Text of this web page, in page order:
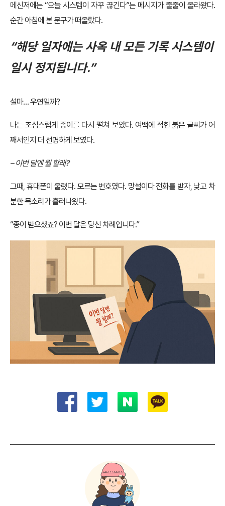
메신저에는 “오늘 시스템이 자꾸 끊긴다”는 메시지가 줄줄이 올라왔다.
순간 아침에 본 문구가 떠올랐다.
“해당 일자에는 사옥 내 모든 기록 시스템이
일시 정지됩니다.”
설마… 우연일까?
나는 조심스럽게 종이를 다시 펼쳐 보았다. 여백에 적힌 붉은 글씨가 어
째서인지 더 선명하게 보였다.
– 이번 달엔 뭘 할래?
그때, 휴대폰이 울렸다. 모르는 번호였다. 망설이다 전화를 받자, 낮고 차
분한 목소리가 흘러나왔다.
“종이 받으셨죠? 이번 달은 당신 차례입니다.”